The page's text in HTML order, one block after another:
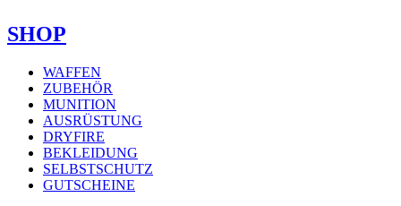
SHOP
WAFFEN
ZUBEHÖR
MUNITION
AUSRÜSTUNG
DRYFIRE
BEKLEIDUNG
SELBSTSCHUTZ
GUTSCHEINE